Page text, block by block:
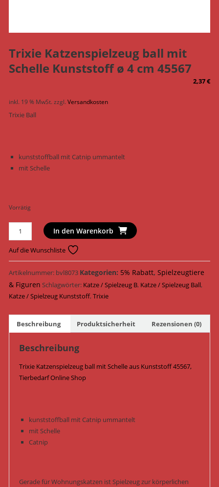
Trixie Katzenspielzeug ball mit
Schelle Kunststoff ø 4 cm 45567
2,37€
inkl. 19 % MwSt. zzgl. Versandkosten
Trixie Ball
kunststoffball mit Catnip ummantelt
mit Schelle
Vorrätig
Trixie
Katzenspielzeug
ball
mit
Schelle
Kunststoff
ø
cm
45567
In den Warenkorb
Auf die Wunschliste
Artikelnummer: bvl8073 Kategorien: 5% Rabatt, Spielzeugtiere
& Figuren Schlagwörter: Katze / Spielzeug B, Katze / Spielzeug Ball,
Katze / Spielzeug Kunststoff,Trixie
Beschreibung Produktsicherheit Rezensionen (0)
Beschreibung
Trixie Katzenspielzeug ball mit Schelle aus Kunststoff 45567,
Tierbedarf Online Shop
kunststoffball mit Catnip ummantelt
mit Schelle
Catnip
Gerade für Wohnungskatzen ist Spielzeug zur körperlichen